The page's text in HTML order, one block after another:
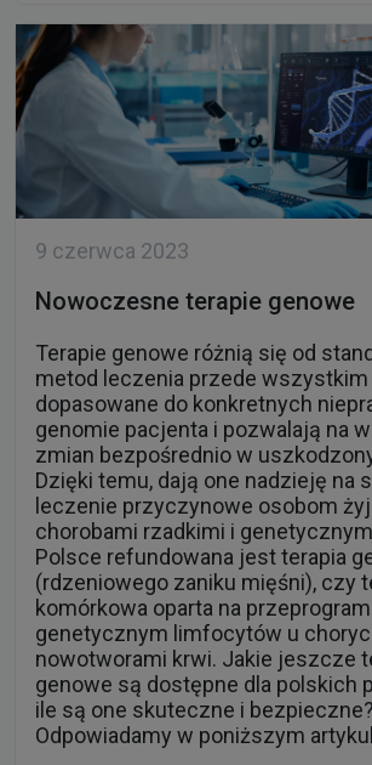
9 czerwca 2023
Nowoczesne terapie genowe
Terapie genowe różnią się od
metod leczenia przede wszystkim
dopasowane do konkretnych
genomie pacjenta i pozwalają na
zmian bezpośrednio w
Dzięki temu, dają one nadzieję na
leczenie przyczynowe osobom
chorobami rzadkimi i
Polsce refundowana jest terapia
(rdzeniowego zaniku mięśni), czy
komórkowa oparta na
genetycznym limfocytów u
nowotworami krwi. Jakie jeszcze
genowe są dostępne dla polskich
ile są one skuteczne i bezpieczne?
Odpowiadamy w poniższym